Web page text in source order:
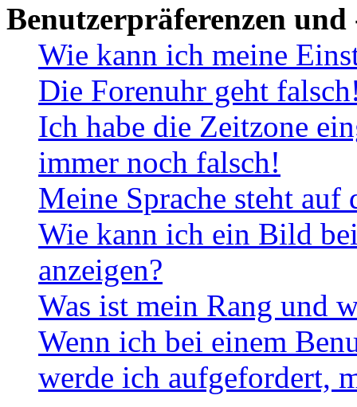
Benutzerpräferenzen und
Wie kann ich meine
Die Forenuhr geht
Ich habe die Zeitzone
immer noch falsch!
Meine Sprache steht
Wie kann ich ein Bild
anzeigen?
Was ist mein Rang und
Wenn ich bei einem
werde ich aufgefordert,